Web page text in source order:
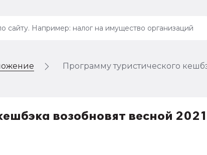
Программу туристического
возобновят весной